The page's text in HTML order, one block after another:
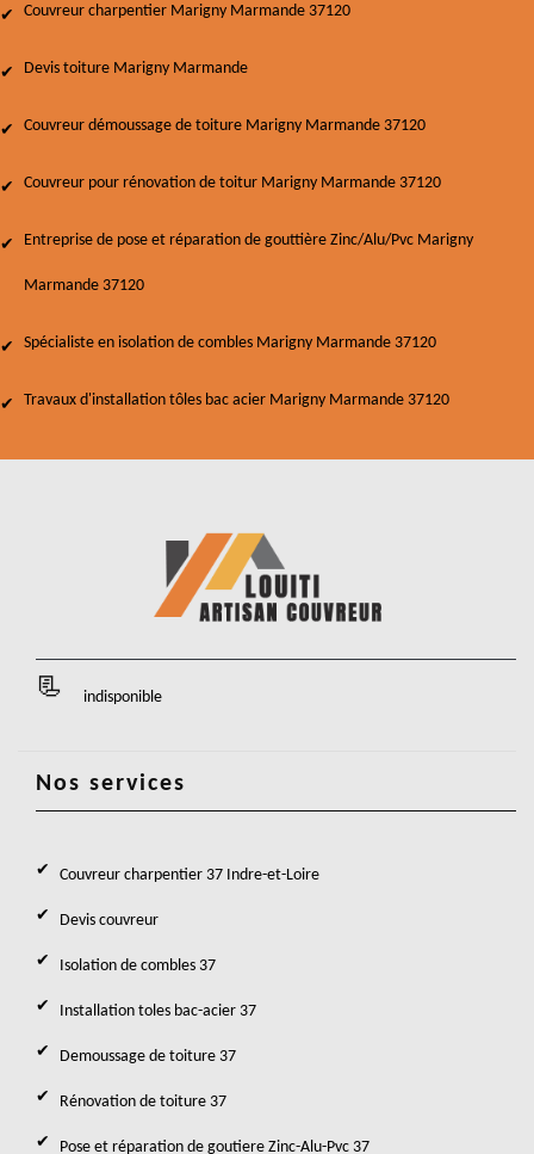
Couvreur charpentier Marigny Marmande 37120
Devis toiture Marigny Marmande
Couvreur démoussage de toiture Marigny Marmande 37120
Couvreur pour rénovation de toitur Marigny Marmande 37120
Entreprise de pose et réparation de gouttière Zinc/Alu/Pvc Marigny
Marmande 37120
Spécialiste en isolation de combles Marigny Marmande 37120
Travaux d'installation tôles bac acier Marigny Marmande 37120
indisponible
Nos services
Couvreur charpentier 37 Indre-et-Loire
Devis couvreur
Isolation de combles 37
Installation toles bac-acier 37
Demoussage de toiture 37
Rénovation de toiture 37
Pose et réparation de goutiere Zinc-Alu-Pvc 37